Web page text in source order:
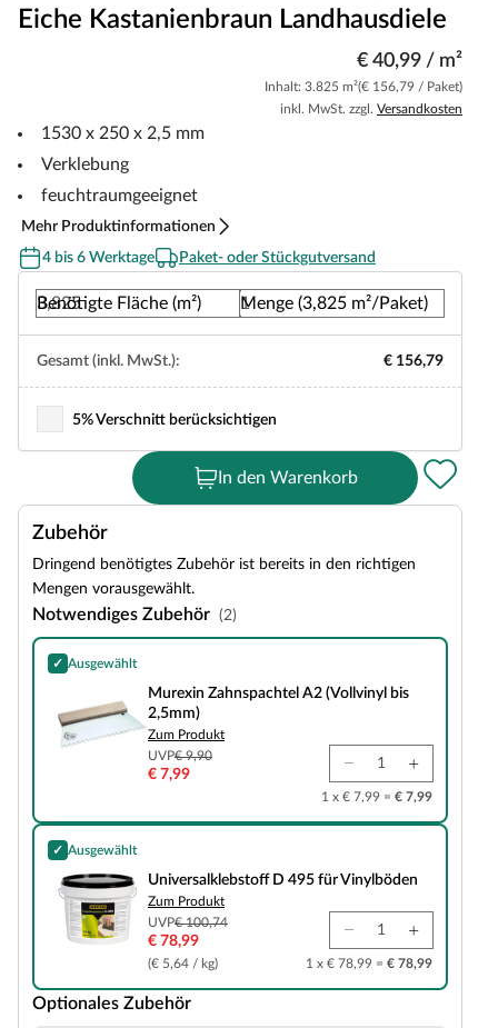
Eiche Kastanienbraun Landhausdiele
€ 40,99 / m²
Inhalt: 3.825 m²(€ 156,79 / Paket)
inkl. MwSt. zzgl. Versandkosten
1530 x 250 x 2,5 mm
Verklebung
feuchtraumgeeignet
Mehr Produktinformationen
4 bis 6 Werktage
Paket- oder Stückgutversand
Benötigte Fläche (m²) Menge (3,825 m²/Paket)
Gesamt (inkl. MwSt.): € 156,79
5% Verschnitt berücksichtigen
In den Warenkorb
Zubehör
Dringend benötigtes Zubehör ist bereits in den richtigen
Mengen vorausgewählt.
Notwendiges Zubehör (2)
✓ Ausgewählt
Murexin Zahnspachtel A2 (Vollvinyl bis 2,5mm)
Murexin Zahnspachtel A2 (Vollvinyl bis
2,5mm)
Zum Produkt
UVP€ 9,90
€ 7,99
1 x € 7,99 = € 7,99
✓ Ausgewählt
Universalklebstoff D 495 für Vinylböden
Universalklebstoff D 495 für Vinylböden
Zum Produkt
UVP€ 100,74
€ 78,99
(€ 5,64 / kg) 1 x € 78,99 = € 78,99
Optionales Zubehör